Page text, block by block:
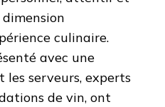
culinaire.
avec une
serveurs, experts
de vin, ont